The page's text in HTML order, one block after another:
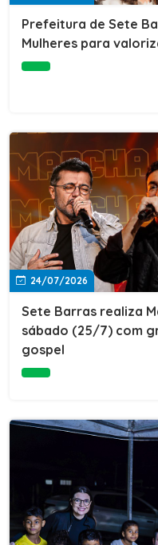
Prefeitura de Sete
Mulheres para
24/07/2026
Sete Barras realiza
sábado (25/7) com
gospel